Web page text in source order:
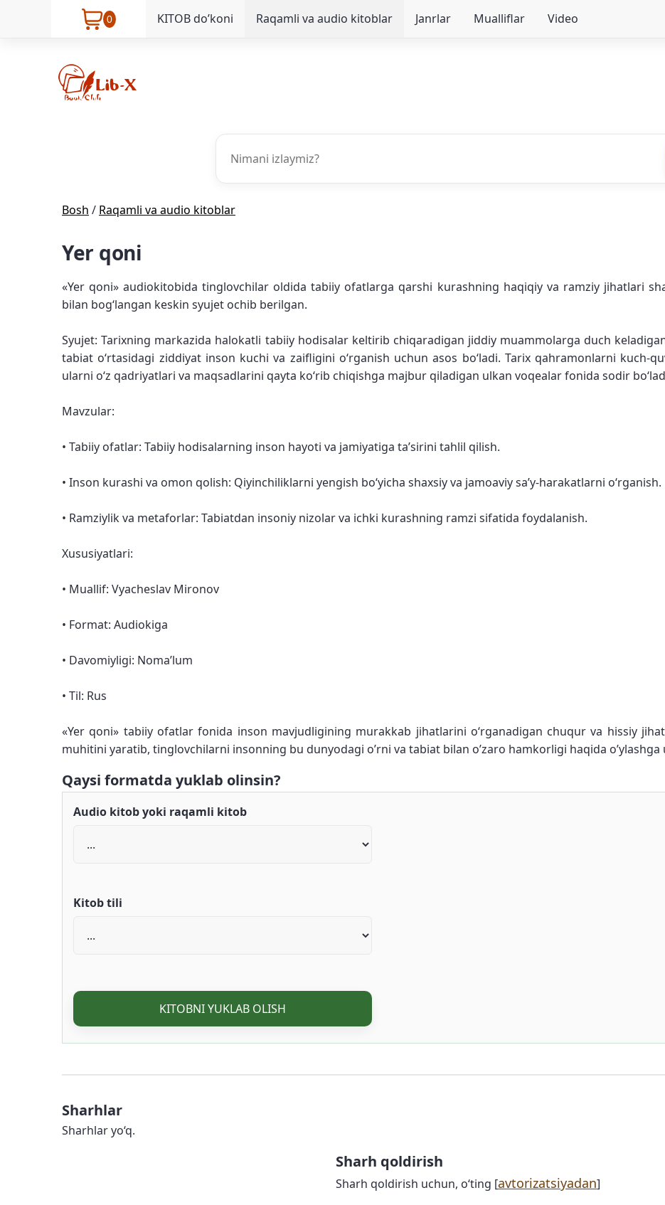
0 KITOB do’koni Raqamli va audio kitoblar Janrlar Mualliflar Video
Bosh / Raqamli va audio kitoblar
Yer qoni
«Yer qoni» audiokitobida tinglovchilar oldida tabiiy ofatlarga qarshi kurashning haqiqiy va ramziy jihatlari
bilan bogʻlangan keskin syujet ochib berilgan.
Syujet: Tarixning markazida halokatli tabiiy hodisalar keltirib chiqaradigan jiddiy muammolarga duch
tabiat oʻrtasidagi ziddiyat inson kuchi va zaifligini oʻrganish uchun asos boʻladi. Tarix qahramonlarni kuch-
ularni oʻz qadriyatlari va maqsadlarini qayta koʻrib chiqishga majbur qiladigan ulkan voqealar fonida sodir
Mavzular:
• Tabiiy ofatlar: Tabiiy hodisalarning inson hayoti va jamiyatiga ta’sirini tahlil qilish.
• Inson kurashi va omon qolish: Qiyinchiliklarni yengish boʻyicha shaxsiy va jamoaviy saʼy-harakatlarni oʻrganish.
• Ramziylik va metaforlar: Tabiatdan insoniy nizolar va ichki kurashning ramzi sifatida foydalanish.
Xususiyatlari:
• Muallif: Vyacheslav Mironov
• Format: Audiokiga
• Davomiyligi: Noma’lum
• Til: Rus
«Yer qoni» tabiiy ofatlar fonida inson mavjudligining murakkab jihatlarini oʻrganadigan chuqur va hissiy
muhitini yaratib, tinglovchilarni insonning bu dunyodagi o’rni va tabiat bilan o’zaro hamkorligi haqida o’ylashga
Qaysi formatda yuklab olinsin?
Audio kitob yoki raqamli kitob
Kitob tili
KITOBNI YUKLAB OLISH
Sharhlar
Sharhlar yo‘q.
Sharh qoldirish
Sharh qoldirish uchun, o‘ting [avtorizatsiyadan]